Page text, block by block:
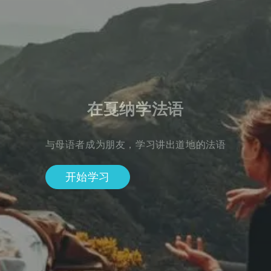
在戛纳学法语
与母语者成为朋友，学习讲出道地的法语
开始学习